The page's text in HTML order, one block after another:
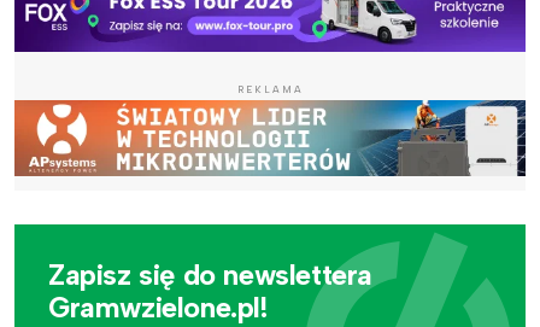
REKLAMA
Zapisz się do newslettera
Gramwzielone.pl!